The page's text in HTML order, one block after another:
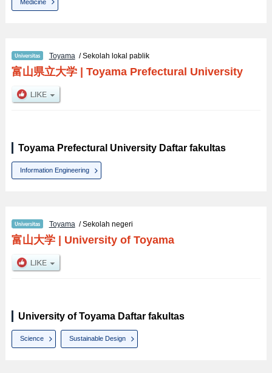
Medicine
Toyama/ Sekolah lokal pablik
富山県立大学| Toyama Prefectural University
Toyama Prefectural University Daftar fakultas
Information Engineering
Toyama/ Sekolah negeri
富山大学| University of Toyama
University of Toyama Daftar fakultas
Science Sustainable Design